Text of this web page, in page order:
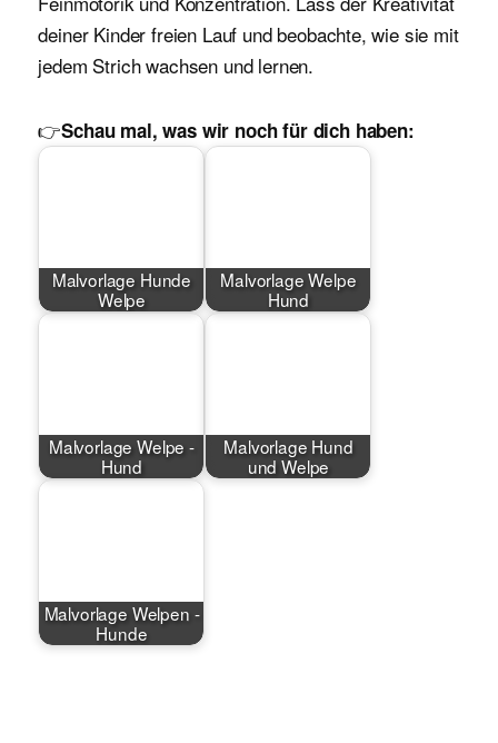
deiner Kinder freien Lauf und beobachte, wie sie mit
jedem Strich wachsen und lernen.
👉Schau mal, was wir noch für dich haben:
Malvorlage Hunde
Welpe
Malvorlage Welpe
Hund
Malvorlage Welpe -
Hund
Malvorlage Hund
und Welpe
Malvorlage Welpen -
Hunde